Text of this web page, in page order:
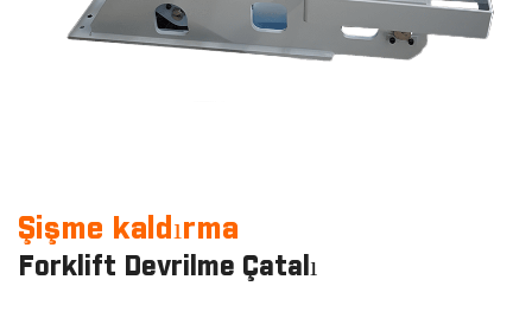
Şişme kaldırma
Forklift Devrilme Çatalı